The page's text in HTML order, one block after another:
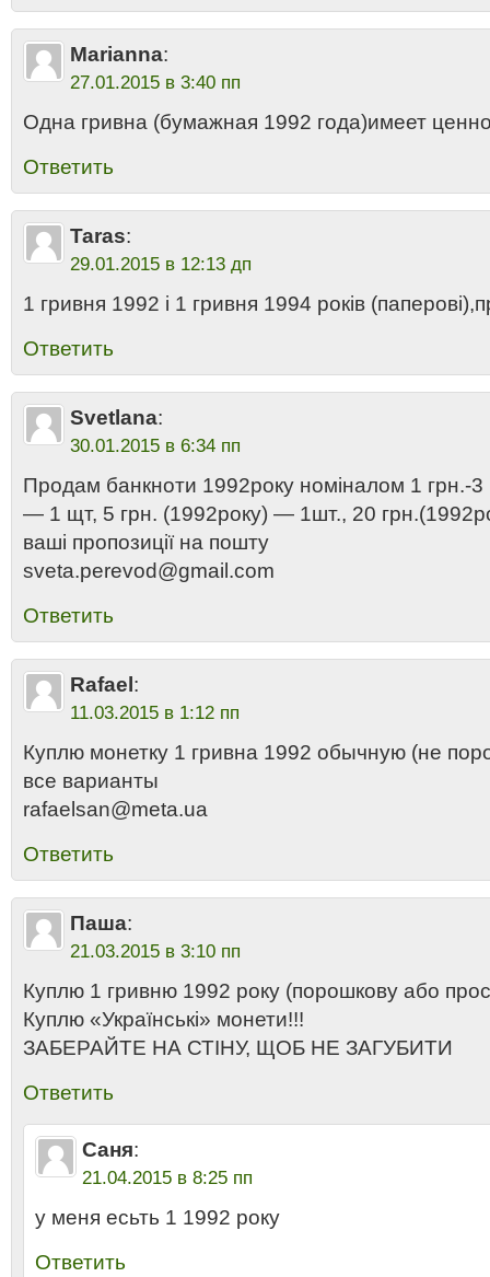
Marianna:
27.01.2015 в 3:40 пп
Одна гривна (бумажная 1992 года)имеет
Ответить
Taras:
29.01.2015 в 12:13 дп
1 гривня 1992 і 1 гривня 1994 років
Ответить
Svetlana:
30.01.2015 в 6:34 пп
Продам банкноти 1992року номіналом 1 грн.-3
— 1 щт, 5 грн. (1992року) — 1шт., 20
ваші пропозиції на пошту
sveta.perevod@gmail.com
Ответить
Rafael :
11.03.2015 в 1:12 пп
Куплю монетку 1 гривна 1992 обычную (не
все варианты
rafaelsan@meta.ua
Ответить
Паша:
21.03.2015 в 3:10 пп
Куплю 1 гривню 1992 року (порошкову або
Куплю «Українські» монети!!!
ЗАБЕРАЙТЕ НА СТІНУ, ЩОБ НЕ ЗАГУБИТИ
Ответить
Саня:
21.04.2015 в 8:25 пп
у меня есьть 1 1992 року
Ответить